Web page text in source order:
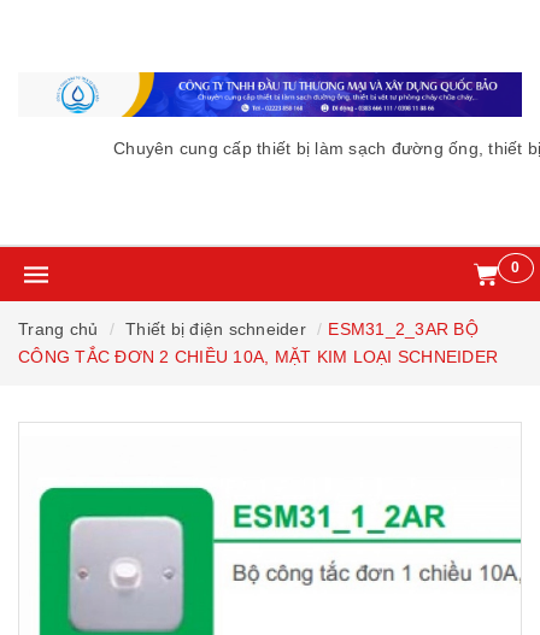
Chuyên cung cấp thiết bị làm sạch đường ống, thiết
0
Trang chủ Thiết bị điện schneider
ESM31_2_3AR BỘ
CÔNG TẮC ĐƠN 2 CHIỀU 10A, MẶT KIM LOẠI SCHNEIDER